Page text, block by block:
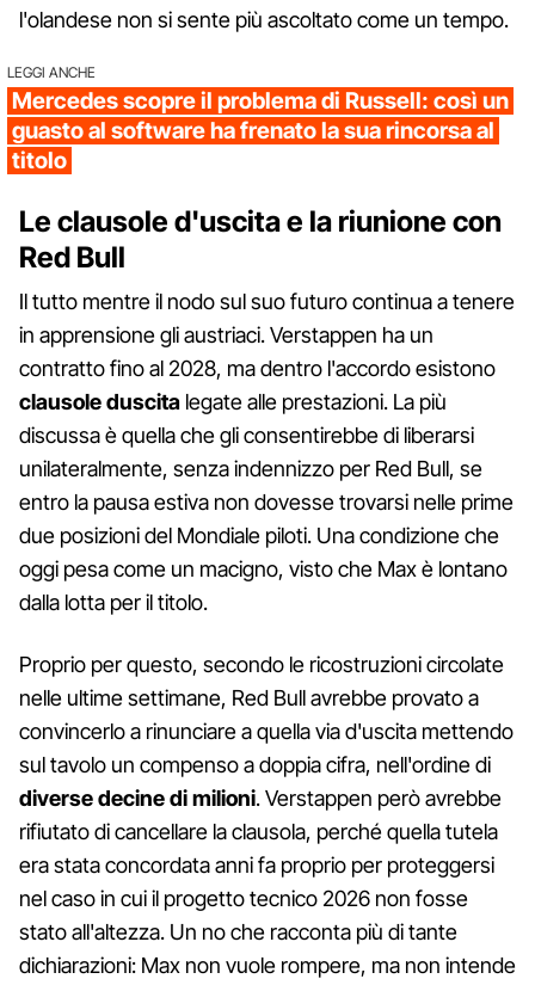
l'olandese non si sente più ascoltato come un tempo.
LEGGI ANCHE
Mercedes scopre il problema di Russell: così un
guasto al software ha frenato la sua rincorsa al
titolo
Le clausole d'uscita e la riunione con
Red Bull
Il tutto mentre il nodo sul suo futuro continua a tenere
in apprensione gli austriaci. Verstappen ha un
contratto fino al 2028, ma dentro l'accordo esistono
clausole duscita legate alle prestazioni. La più
discussa è quella che gli consentirebbe di liberarsi
unilateralmente, senza indennizzo per Red Bull, se
entro la pausa estiva non dovesse trovarsi nelle prime
due posizioni del Mondiale piloti. Una condizione che
oggi pesa come un macigno, visto che Max è lontano
dalla lotta per il titolo.
Proprio per questo, secondo le ricostruzioni circolate
nelle ultime settimane, Red Bull avrebbe provato a
convincerlo a rinunciare a quella via d'uscita mettendo
sul tavolo un compenso a doppia cifra, nell'ordine di
diverse decine di milioni. Verstappen però avrebbe
rifiutato di cancellare la clausola, perché quella tutela
era stata concordata anni fa proprio per proteggersi
nel caso in cui il progetto tecnico 2026 non fosse
stato all'altezza. Un no che racconta più di tante
dichiarazioni: Max non vuole rompere, ma non intende